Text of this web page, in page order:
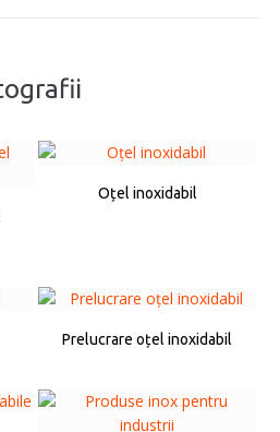
Oțel inoxidabil
Prelucrare oțel inoxidabil